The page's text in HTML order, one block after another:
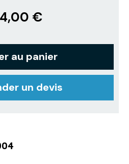
€
au panier
un devis